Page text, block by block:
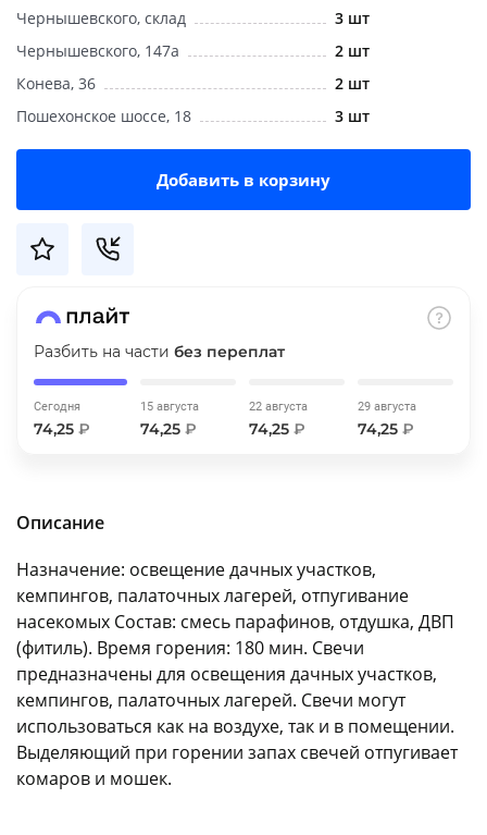
Чернышевского, склад
3 шт
Чернышевского, 147а
2 шт
Конева, 36
2 шт
Пошехонское шоссе, 18
3 шт
Добавить в корзину
Разбить на части без переплат
Сегодня
74,25 ₽
15 августа
74,25 ₽
22 августа
74,25 ₽
29 августа
74,25 ₽
Описание
Назначение: освещение дачных участков,
кемпингов, палаточных лагерей, отпугивание
насекомых Состав: смесь парафинов, отдушка, ДВП
(фитиль). Время горения: 180 мин. Свечи
предназначены для освещения дачных участков,
кемпингов, палаточных лагерей. Свечи могут
использоваться как на воздухе, так и в помещении.
Выделяющий при горении запах свечей отпугивает
комаров и мошек.
выбранный способом
Оставшиеся75% будут
списыватьсяс вашей карты
по25%каждые 2 недели
Подробнее
8 800 302-02-51